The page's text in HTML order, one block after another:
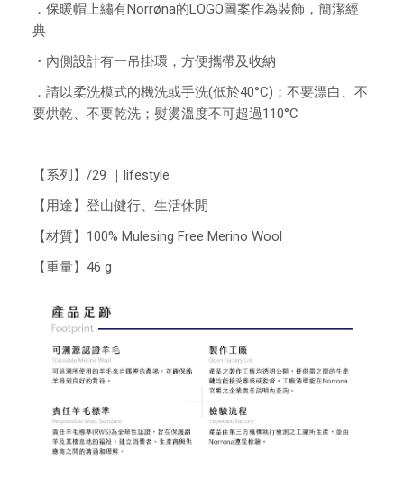
． 保暖帽上繡有Norrøna的LOGO圖案作為裝飾，簡潔經
典
・內側設計有一吊掛環，方便攜帶及收納
．請以柔洗模式的機洗或手洗(低於40°C)；不要漂白、不
要烘乾、不要乾洗；熨燙溫度不可超過110°C
【系列】/29 ｜lifestyle
【用途】登山健行、生活休閒
【材質】100% Mulesing Free Merino Wool
【重量】46 g